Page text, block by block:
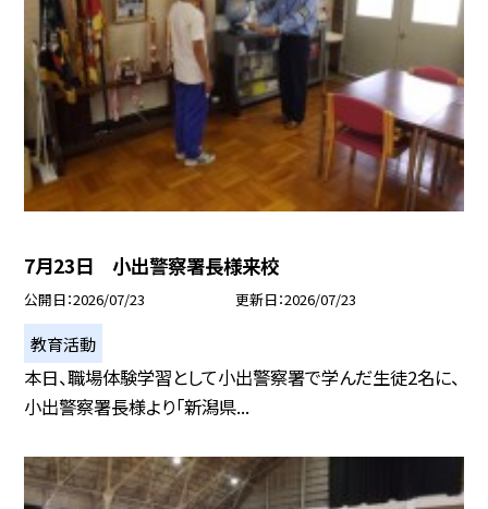
7月23日 小出警察署長様来校
公開日 2026/07/23 更新日 2026/07/23
教育活動
本日、職場体験学習として小出警察署で学んだ生徒2名に、
小出警察署長様より「新潟県...